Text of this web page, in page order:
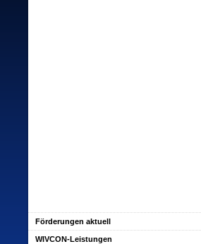
Förderungen aktuell
WIVCON-Leistungen